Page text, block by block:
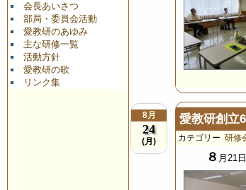
会長あいさつ
部局・委員会活動
愛教研のあゆみ
主な研修一覧
活動方針
愛教研の歌
リンク集
8月
24
(月)
愛教研創立
カテゴリー 研修
８ 月21